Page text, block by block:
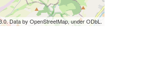
Data by OpenStreetMap, under ODbL.